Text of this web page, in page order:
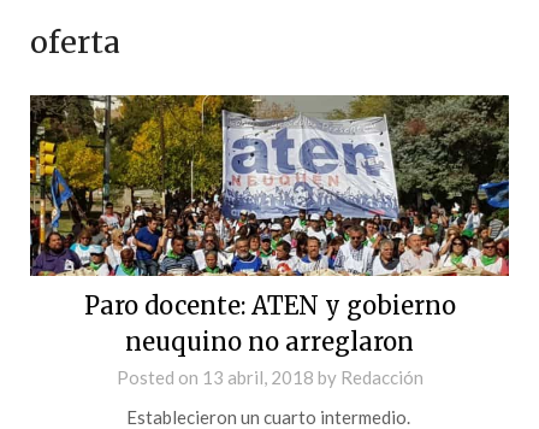
oferta
Paro docente: ATEN y gobierno
neuquino no arreglaron
Posted on 13 abril, 2018 by Redacción
Establecieron un cuarto intermedio.